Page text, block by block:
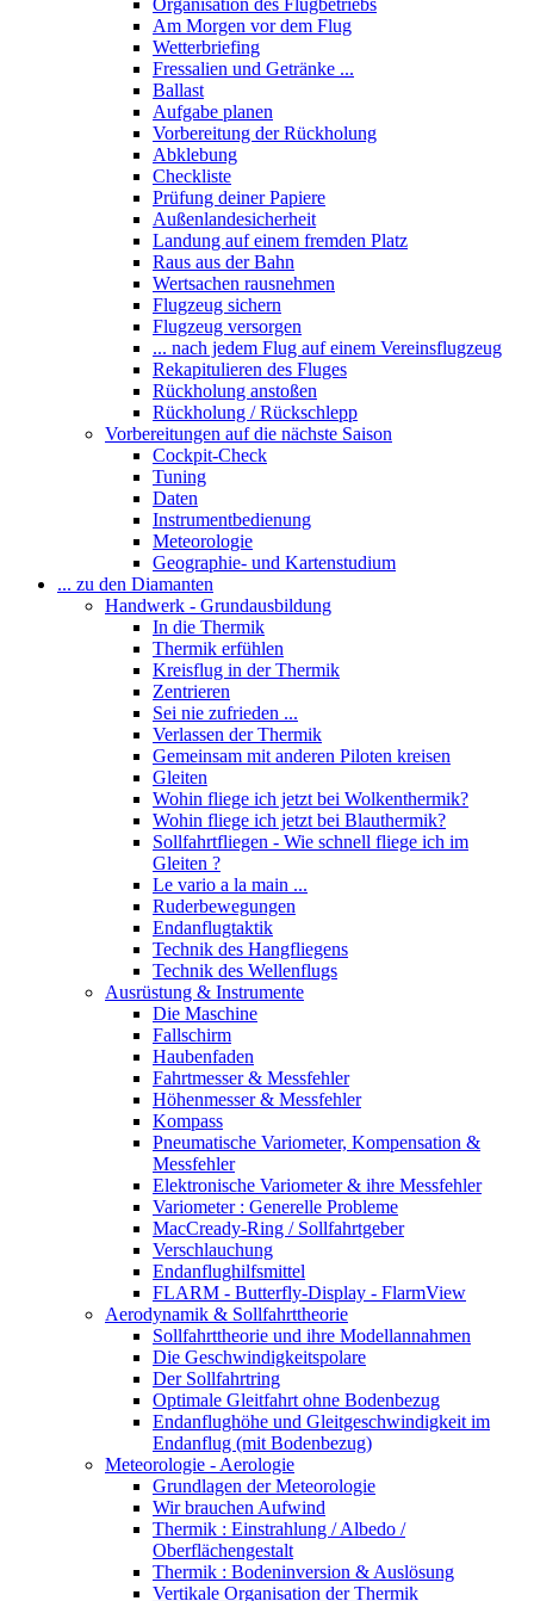
Organisation des Flugbetriebs
Am Morgen vor dem Flug
Wetterbriefing
Fressalien und Getränke ...
Ballast
Aufgabe planen
Vorbereitung der Rückholung
Abklebung
Checkliste
Prüfung deiner Papiere
Außenlandesicherheit
Landung auf einem fremden Platz
Raus aus der Bahn
Wertsachen rausnehmen
Flugzeug sichern
Flugzeug versorgen
... nach jedem Flug auf einem Vereinsflugzeug
Rekapitulieren des Fluges
Rückholung anstoßen
Rückholung / Rückschlepp
Vorbereitungen auf die nächste Saison
Cockpit-Check
Tuning
Daten
Instrumentbedienung
Meteorologie
Geographie- und Kartenstudium
... zu den Diamanten
Handwerk - Grundausbildung
In die Thermik
Thermik erfühlen
Kreisflug in der Thermik
Zentrieren
Sei nie zufrieden ...
Verlassen der Thermik
Gemeinsam mit anderen Piloten kreisen
Gleiten
Wohin fliege ich jetzt bei Wolkenthermik?
Wohin fliege ich jetzt bei Blauthermik?
Sollfahrtfliegen - Wie schnell fliege ich im
Gleiten ?
Le vario a la main ...
Ruderbewegungen
Endanflugtaktik
Technik des Hangfliegens
Technik des Wellenflugs
Ausrüstung & Instrumente
Die Maschine
Fallschirm
Haubenfaden
Fahrtmesser & Messfehler
Höhenmesser & Messfehler
Kompass
Pneumatische Variometer, Kompensation &
Messfehler
Elektronische Variometer & ihre Messfehler
Variometer : Generelle Probleme
MacCready-Ring / Sollfahrtgeber
Verschlauchung
Endanflughilfsmittel
FLARM - Butterfly-Display - FlarmView
Aerodynamik & Sollfahrttheorie
Sollfahrttheorie und ihre Modellannahmen
Die Geschwindigkeitspolare
Der Sollfahrtring
Optimale Gleitfahrt ohne Bodenbezug
Endanflughöhe und Gleitgeschwindigkeit im
Endanflug (mit Bodenbezug)
Meteorologie - Aerologie
Grundlagen der Meteorologie
Wir brauchen Aufwind
Thermik : Einstrahlung / Albedo /
Oberflächengestalt
Thermik : Bodeninversion & Auslösung
Vertikale Organisation der Thermik